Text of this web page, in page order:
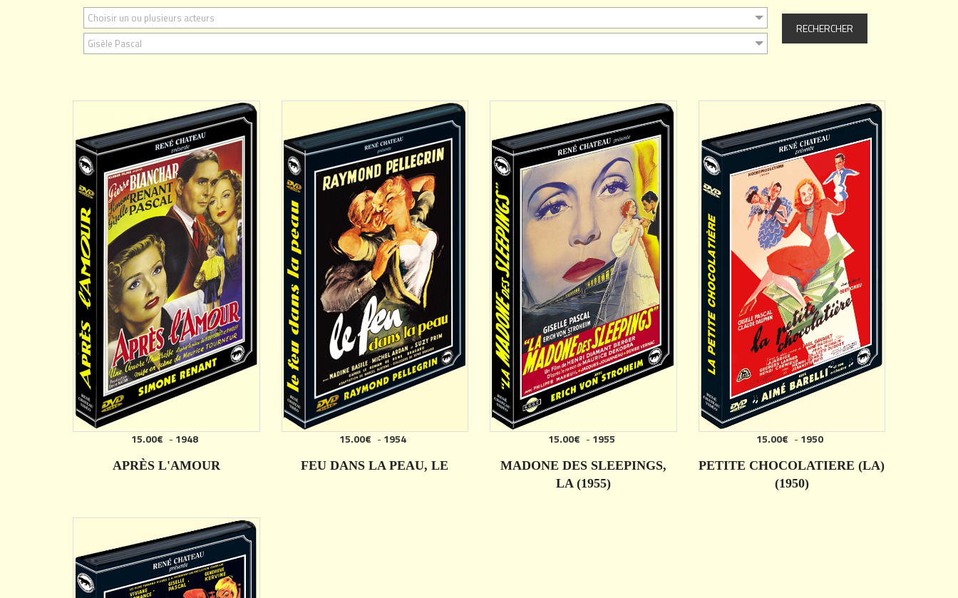
Choisir un ou plusieurs acteurs
Gisèle Pascal
AJOUTER
15.00€ -1948
APRÈS L'AMOUR
AJOUTER
15.00€ -1954
FEU DANS LA PEAU, LE
AJOUTER
15.00€ -1955
MADONE DES SLEEPINGS,
LA (1955)
AJOUTER
15.00€ -1950
PETITE CHOCOLATIERE (LA)
(1950)